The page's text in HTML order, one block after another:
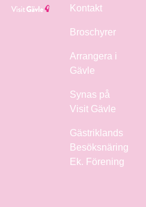
Kontakt
Broschyrer
Arrangera i
Gävle
Synas på
Visit Gävle
Gästriklands
Besöksnäring
Ek. Förening